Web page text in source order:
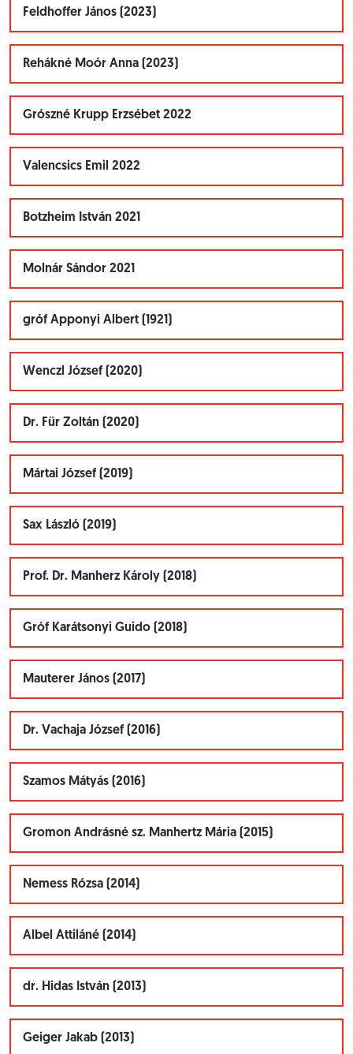
Feldhoffer János (2023)
Rehákné Moór Anna (2023)
Grószné Krupp Erzsébet 2022
Valencsics Emil 2022
Botzheim István 2021
Molnár Sándor 2021
gróf Apponyi Albert (1921)
Wenczl József (2020)
Dr. Für Zoltán (2020)
Mártai József (2019)
Sax László (2019)
Prof. Dr. Manherz Károly (2018)
Gróf Karátsonyi Guido (2018)
Mauterer János (2017)
Dr. Vachaja József (2016)
Szamos Mátyás (2016)
Gromon Andrásné sz. Manhertz Mária (2015)
Nemess Rózsa (2014)
Albel Attiláné (2014)
dr. Hidas István (2013)
Geiger Jakab (2013)